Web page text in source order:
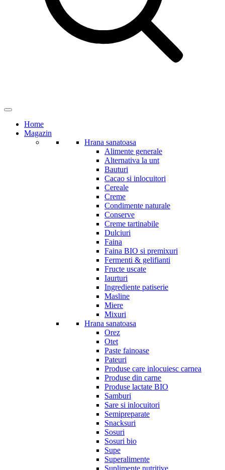
Home
Magazin
Hrana sanatoasa
Alimente generale
Alternativa la unt
Bauturi
Cacao si inlocuitori
Cereale
Creme
Condimente naturale
Conserve
Creme tartinabile
Dulciuri
Faina
Faina BIO si premixuri
Fermenti & gelifianti
Fructe uscate
Iaurturi
Ingrediente patiserie
Masline
Miere
Mixuri
Hrana sanatoasa
Orez
Otet
Paste fainoase
Pateuri
Produse care inlocuiesc carnea
Produse din carne
Produse lactate BIO
Samburi
Sare si inlocuitori
Semipreparate
Snacksuri
Sosuri
Sosuri bio
Supe
Superalimente
Suplimente nutritive